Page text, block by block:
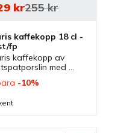
kaffekopp 18 cl -
fp
kaffekopp av
med
som har
passar bra i olika
kr255kr
10%